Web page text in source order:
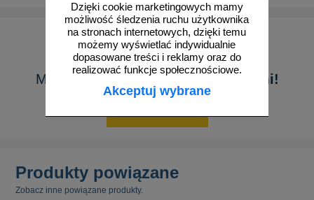
Dzięki cookie marketingowych mamy
możliwość śledzenia ruchu użytkownika
na stronach internetowych, dzięki temu
możemy wyświetlać indywidualnie
dopasowane treści i reklamy oraz do
realizować funkcje społecznościowe.
Akceptuj wybrane
Masz pytanie? Skontaktuj się z nami!
Produkty powiązane
Zobacz inne powiązane produkty.